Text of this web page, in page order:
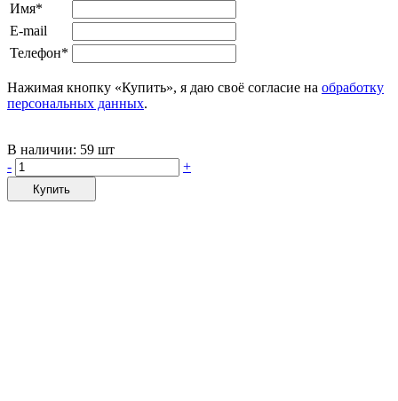
Имя*
E-mail
Телефон*
Нажимая кнопку «Купить», я даю своё согласие на обработку
персональных данных.
В наличии: 59 шт
-
+
Купить